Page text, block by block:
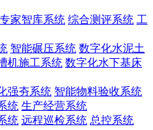
专家智库系统 综合测评系统 工
智能碾压系统 数字化水泥土
机施工系统 数字化水下基床
强夯系统 智能物料验收系统
统 生产经营系统
统 远程巡检系统 总控系统